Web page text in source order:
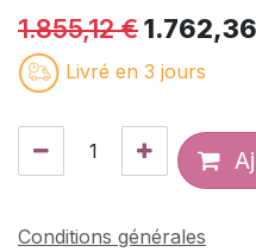
1.855,12€1.762,36
Livré en 3 jours
Conditions générales